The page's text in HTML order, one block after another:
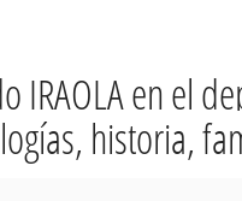
IRAOLA en el
historia,